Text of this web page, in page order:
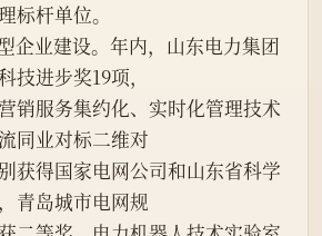
标杆单位。
技进步奖19项，
销服务集约化、实时化管理技术
同业对标二维对
获得国家电网公司和山东省科学
青岛城市电网规